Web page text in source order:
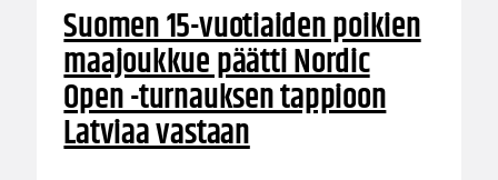
Suomen 15-vuotiaiden poikien
maajoukkue päätti Nordic
Open -turnauksen tappioon
Latviaa vastaan